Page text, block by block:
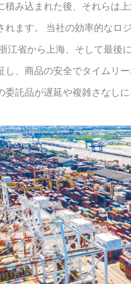
積み込まれた後、それらは
れます。 当社の効率的なロ
江省から上海、そして最後
し、商品の安全でタイムリ
委託品が遅延や複雑さなし